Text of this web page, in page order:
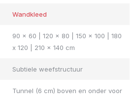
Wandkleed
90 x 60 | 120 x 80 | 150 x 100 | 180
x 120 | 210 x 140 cm
Subtiele weefstructuur
Tunnel (6 cm) boven en onder voor